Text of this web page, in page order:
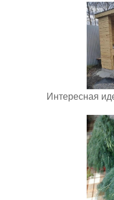
Интересная